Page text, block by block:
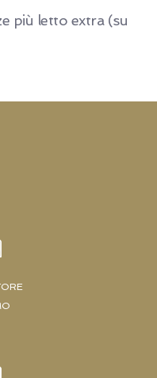
più letto extra (su